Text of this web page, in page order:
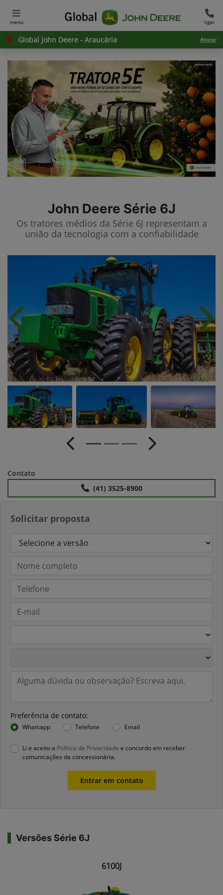
menu ligar
Global John Deere - Araucária Alterar
John Deere Série 6J
Os tratores médios da Série 6J representam a
união da tecnologia com a confiabilidade
Solicitar proposta
Preferência de contato:
Whatsapp Telefone Email
Li e aceito a Política de Privacidade e concordo em receber
comunicações da concessionária.
Entrar em contato
Anterior
Anterior Próximo
Contato
(41) 3525-8900
Versões Série 6J
6100J